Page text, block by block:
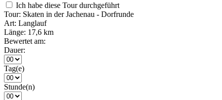
Ich habe diese Tour durchgeführt
Tour: Skaten in der Jachenau - Dorfrunde
Art: Langlauf
Länge: 17,6 km
Bewertet am:
Dauer:
Tag(e)
Stunde(n)